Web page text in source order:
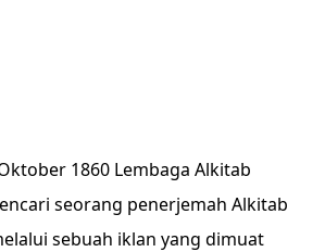
1860 Lembaga Alkitab
seorang penerjemah Alkitab
sebuah iklan yang dimuat